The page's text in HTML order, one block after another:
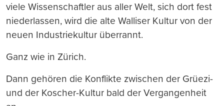
viele Wissenschaftler aus aller Welt, sich dort fest
niederlassen, wird die alte Walliser Kultur von der
neuen Industriekultur überrannt.
Ganz wie in Zürich.
Dann gehören die Konflikte zwischen der Grüezi-
und der Koscher-Kultur bald der Vergangenheit